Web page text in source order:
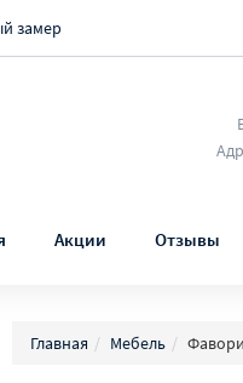
замер
Акции Отзывы
Главная Мебель